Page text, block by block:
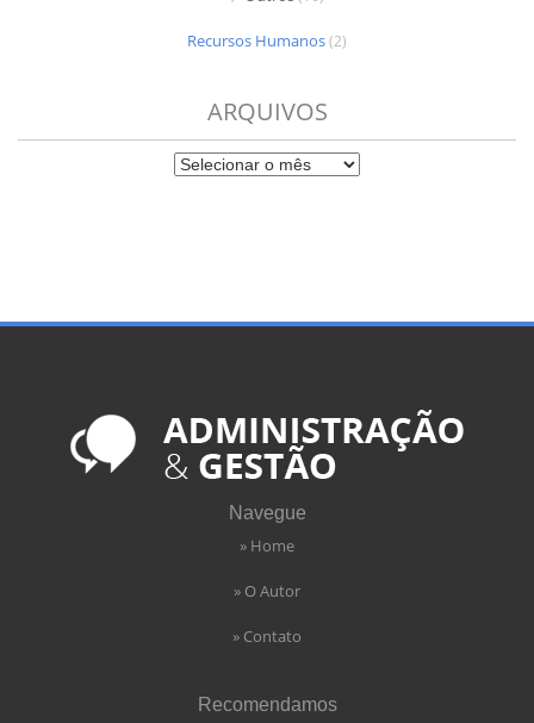
Recursos Humanos(2)
ARQUIVOS
Navegue
» Home
» O Autor
» Contato
Recomendamos